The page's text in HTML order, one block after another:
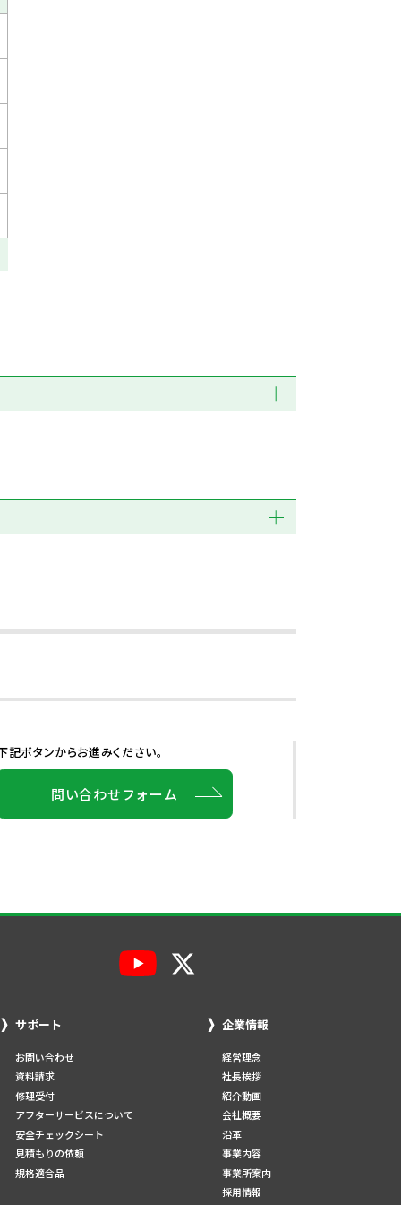
記ボタンからお進みください。
問い合わせフォーム
サポート
お問い合わせ
資料請求
修理受付
アフターサービスについて
安全チェックシート
見積もりの依頼
規格適合品
企業情報
経営理念
社長挨拶
紹介動画
会社概要
沿革
事業内容
事業所案内
採用情報